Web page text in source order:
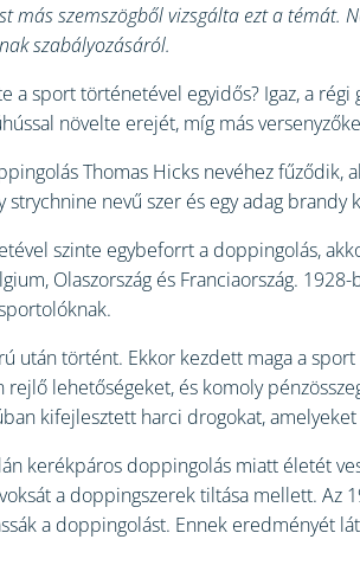
más szemszögből vizsgálta ezt a
szabályozásáról.
a sport történetével egyidős? Igaz, a
növelte erejét, míg más
Thomas Hicks nevéhez
nevű szer és egy adag brandy
szinte egybeforrt a doppingolás,
Olaszország és Franciaország.
után történt. Ekkor kezdett maga a
lehetőségeket, és komoly
kifejlesztett harci drogokat,
kerékpáros doppingolás miatt életét
a doppingszerek tiltása mellett. Az
a doppingolást. Ennek eredményét